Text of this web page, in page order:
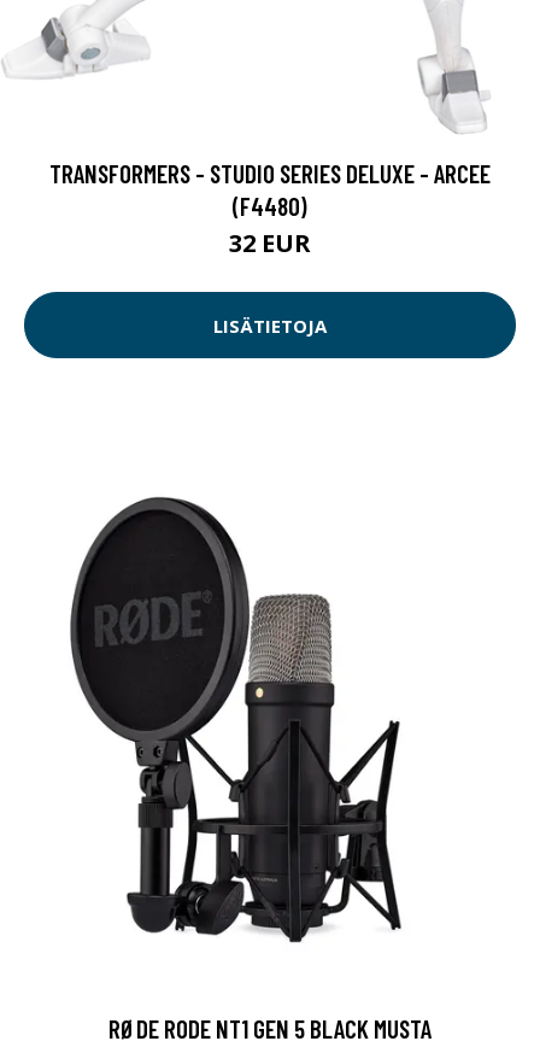
TRANSFORMERS - STUDIO SERIES DELUXE - ARCEE
(F4480)
32 EUR
LISÄTIETOJA
RØDE RODE NT1 GEN 5 BLACK MUSTA